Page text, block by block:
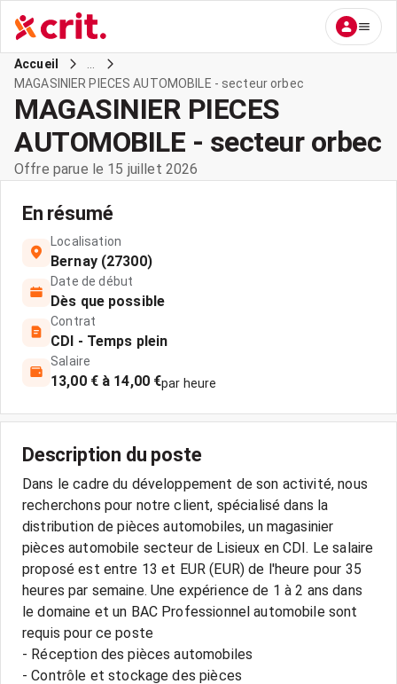
Accueil
MAGASINIER PIECES AUTOMOBILE - secteur orbec
MAGASINIER PIECES
AUTOMOBILE - secteur orbec
Offre parue le 15 juillet 2026
En résumé
Localisation
Bernay (27300)
Date de début
Dès que possible
Contrat
CDI - Temps plein
Salaire
13,00 € à 14,00 €par heure
Description du poste
Dans le cadre du développement de son activité, nous
recherchons pour notre client, spécialisé dans la
distribution de pièces automobiles, un magasinier
pièces automobile secteur de Lisieux en CDI. Le salaire
proposé est entre 13 et EUR (EUR) de l'heure pour 35
heures par semaine. Une expérience de 1 à 2 ans dans
le domaine et un BAC Professionnel automobile sont
requis pour ce poste
- Réception des pièces automobiles
- Contrôle et stockage des pièces